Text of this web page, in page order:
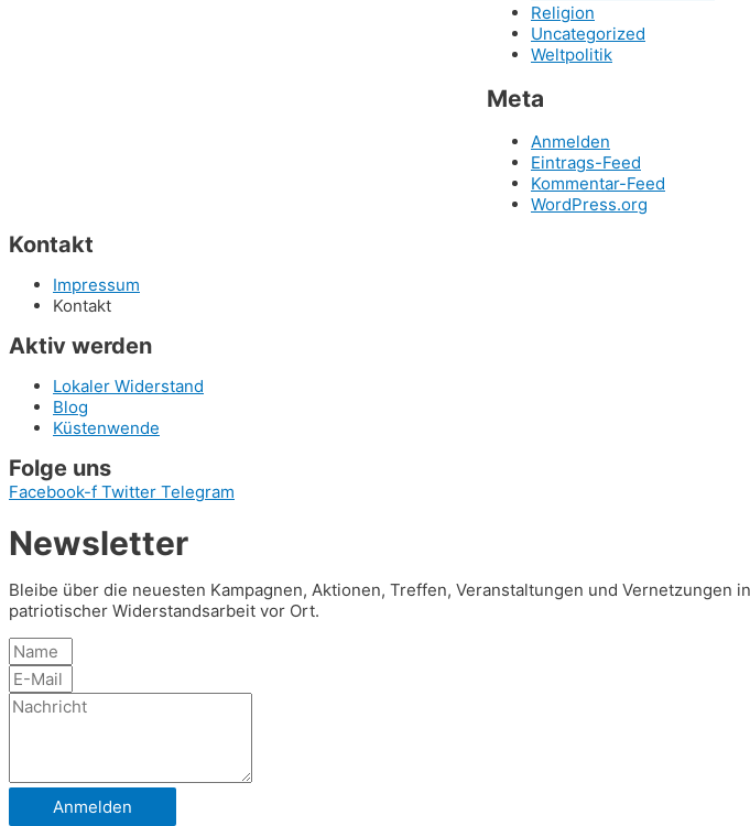
Religion
Uncategorized
Weltpolitik
Meta
Anmelden
Eintrags-Feed
Kommentar-Feed
WordPress.org
Kontakt
Impressum
Kontakt
Aktiv werden
Lokaler Widerstand
Blog
Küstenwende
Folge uns
Facebook-f Twitter Telegram
Newsletter
Bleibe über die neuesten Kampagnen, Aktionen, Treffen, Veranstaltungen und
patriotischer Widerstandsarbeit vor Ort.
Anmelden